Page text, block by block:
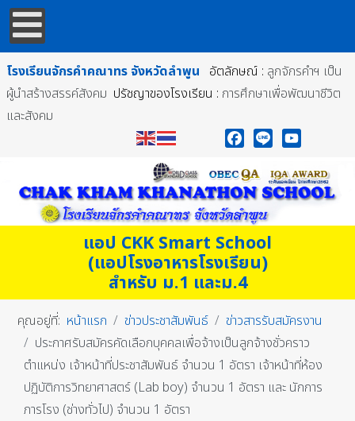
โรงเรียนจักรคำคณาทร จังหวัดลำพูน อัตลักษณ์ : ลูกจักรคำฯ เป็น
ผู้นำสร้างสรรค์สังคม ปรัชญาของโรงเรียน : การศึกษาเพื่อพัฒนาชีวิต
และสังคม
แอป CKK Smart School
(แอปโรงอาหารโรงเรียน)
สำหรับ ม.1 และม.4
คุณอยู่ที่: หน้าแรก ข่าวประชาสัมพันธ์
ข่าวสารรับสมัครงาน
ประกาศรับสมัครคัดเลือกบุคคลเพื่อจ้างเป็นลูกจ้างชั่วคราว
ตำแหน่ง เจ้าหน้าที่ประชาสัมพันธ์ จำนวน 1 อัตรา เจ้าหน้าที่ห้อง
ปฏิบัติการวิทยาศาสตร์ (Lab boy) จำนวน 1 อัตรา และ นักการ
ภารโรง (ช่างทั่วไป) จำนวน 1 อัตรา